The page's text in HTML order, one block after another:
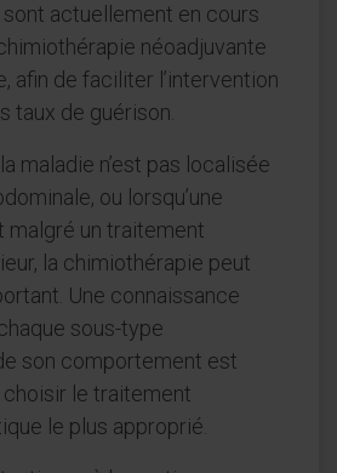
actuellement en cours
néoadjuvante
afin de faciliter l’intervention
taux de guérison.
maladie n’est pas localisée
ou lorsqu’une
malgré un traitement
la chimiothérapie peut
Une connaissance
sous-type
son comportement est
le traitement
le plus approprié.